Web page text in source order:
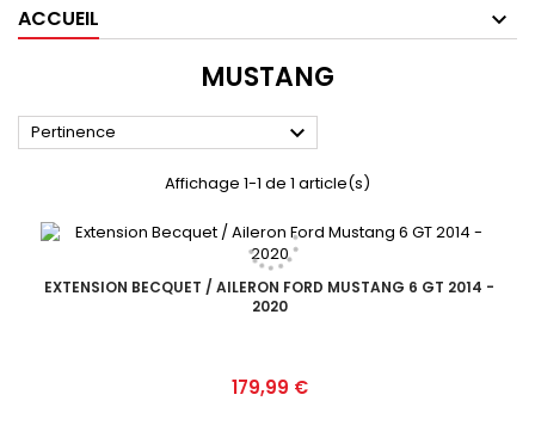
ACCUEIL
MUSTANG
Pertinence 
Affichage 1-1 de 1 article(s)
EXTENSION BECQUET / AILERON FORD MUSTANG 6 GT 2014 -
2020
Prix
179,99 €